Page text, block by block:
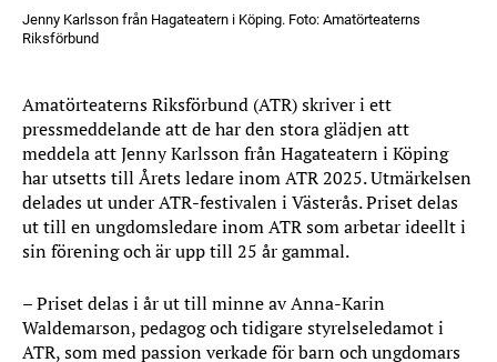
Jenny Karlsson från Hagateatern i Köping. Foto: Amatörteaterns
Riksförbund
Amatörteaterns Riksförbund (ATR) skriver i ett
pressmeddelande att de har den stora glädjen att
meddela att Jenny Karlsson från Hagateatern i Köping
har utsetts till Årets ledare inom ATR 2025. Utmärkelsen
delades ut under ATR-festivalen i Västerås. Priset delas
ut till en ungdomsledare inom ATR som arbetar ideellt i
sin förening och är upp till 25 år gammal.
– Priset delas i år ut till minne av Anna-Karin
Waldemarson, pedagog och tidigare styrelseledamot i
ATR, som med passion verkade för barn och ungdomars